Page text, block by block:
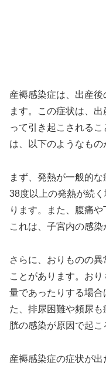
産褥感染症は、出産
ます。この症状は、
って引き起こされる
は、以下のようなもの
まず、発熱が一般的な
38度以上の発熱が続
ります。また、腹痛や
これは、子宮内の感染
さらに、おりものの
ことがあります。お
量であったりする場合
た、排尿困難や頻尿
胱の感染が原因で起こ
産褥感染症の症状が